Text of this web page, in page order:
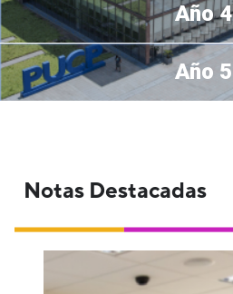
Año 4
Año 5
Notas Destacadas